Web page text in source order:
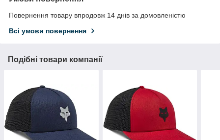
Повернення товару впродовж 14 днів за домовленістю
Всі умови повернення
Подібні товари компанії